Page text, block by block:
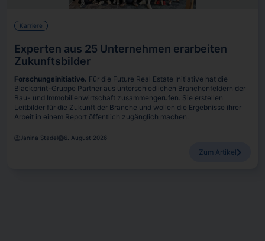
Karriere
Experten aus 25 Unternehmen erarbeiten
Zukunftsbilder
Forschungsinitiative. Für die Future Real Estate Initiative hat die
Blackprint-Gruppe Partner aus unterschiedlichen Branchenfeldern der
Bau- und Immobilienwirtschaft zusammengerufen. Sie erstellen
Leitbilder für die Zukunft der Branche und wollen die Ergebnisse ihrer
Arbeit in einem Report öffentlich zugänglich machen.
Janina Stadel 6. August 2026
Zum Artikel